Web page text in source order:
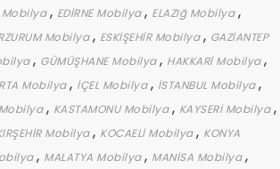
Mobilya, EDİRNE Mobilya, ELAZIğ Mobilya,
Mobilya, ESKİŞEHİR Mobilya, GAZİANTEP
, GÜMÜŞHANE Mobilya, HAKKARİ Mobilya,
Mobilya, İÇEL Mobilya, İSTANBUL Mobilya,
Mobilya, KASTAMONU Mobilya, KAYSERİ Mobilya,
Mobilya, KOCAELİ Mobilya, KONYA
, MALATYA Mobilya, MANİSA Mobilya,